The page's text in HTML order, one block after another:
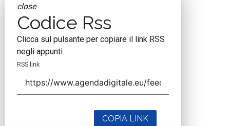
close
Codice Rss
Clicca sul pulsante per copiare il link RSS
negli appunti.
RSS link
COPIA LINK